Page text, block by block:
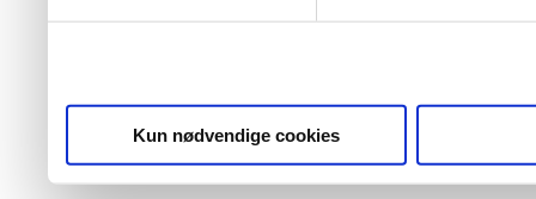
Kun nødvendige cookies